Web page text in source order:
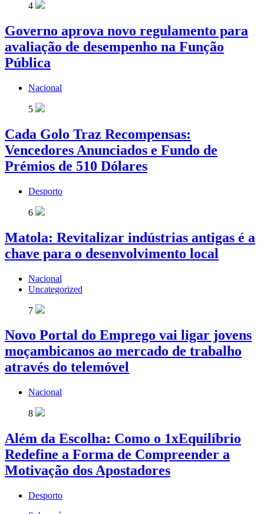
4
Governo aprova novo regulamento para
avaliação de desempenho na Função
Pública
Nacional
5
Cada Golo Traz Recompensas:
Vencedores Anunciados e Fundo de
Prémios de 510 Dólares
Desporto
6
Matola: Revitalizar indústrias antigas é a
chave para o desenvolvimento local
Nacional
Uncategorized
7
Novo Portal do Emprego vai ligar jovens
moçambicanos ao mercado de trabalho
através do telemóvel
Nacional
8
Além da Escolha: Como o 1xEquilíbrio
Redefine a Forma de Compreender a
Motivação dos Apostadores
Desporto